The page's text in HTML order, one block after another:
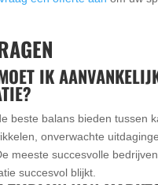
IK
beste balans bieden tussen
onverwachte
meeste succesvolle
succesvol blijkt.